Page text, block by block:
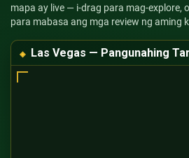
mapa ay live — i-drag para mag-explore,
para mabasa ang mga review ng aming
Las Vegas — Pangunahing